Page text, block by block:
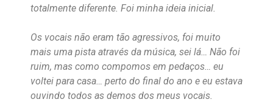
totalmente diferente. Foi minha ideia inicial.
Os vocais não eram tão agressivos, foi muito
mais uma pista através da música, sei lá… Não foi
ruim, mas como compomos em pedaços… eu
voltei para casa… perto do final do ano e eu estava
ouvindo todos as demos dos meus vocais.